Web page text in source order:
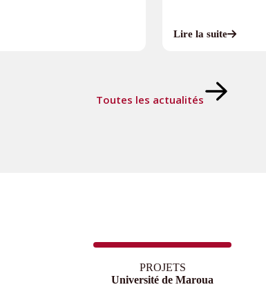
Lire la suite
Toutes les actualités
PROJETS
Université de Maroua